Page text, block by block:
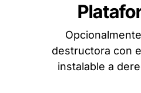
destructora con
instalable a